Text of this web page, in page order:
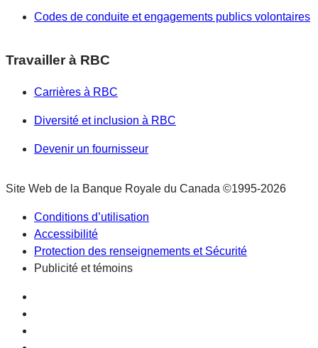
Codes de conduite et engagements publics volontaires
Travailler à RBC
Carrières à RBC
Diversité et inclusion à RBC
Devenir un fournisseur
Site Web de la Banque Royale du Canada ©1995-2026
Conditions d’utilisation
Accessibilité
Protection des renseignements et Sécurité
Publicité et témoins